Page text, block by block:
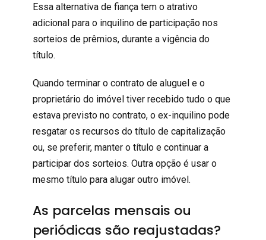
Essa alternativa de fiança tem o atrativo
adicional para o inquilino de participação nos
sorteios de prêmios, durante a vigência do
título.
Quando terminar o contrato de aluguel e o
proprietário do imóvel tiver recebido tudo o que
estava previsto no contrato, o ex-inquilino pode
resgatar os recursos do título de capitalização
ou, se preferir, manter o título e continuar a
participar dos sorteios. Outra opção é usar o
mesmo título para alugar outro imóvel.
As parcelas mensais ou
periódicas são reajustadas?